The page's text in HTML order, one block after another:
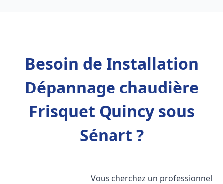
Besoin de Installation
Dépannage chaudière
Frisquet Quincy sous
Sénart ?
Vous cherchez un professionnel